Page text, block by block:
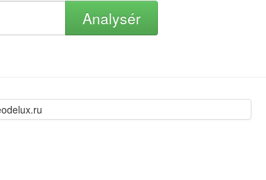
Analysér